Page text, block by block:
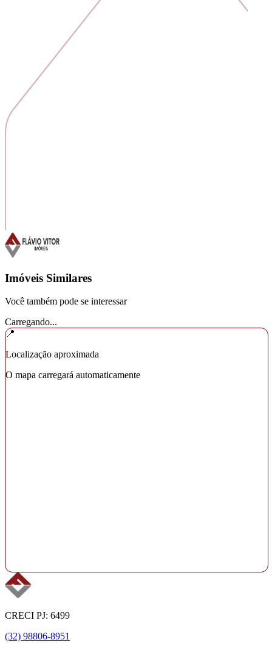
Imóveis Similares
Você também pode se interessar
Carregando...
📍
Localização aproximada
O mapa carregará automaticamente
CRECI PJ: 6499
(32) 98806-8951